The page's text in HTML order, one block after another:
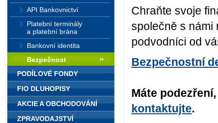
Chraňte svoje
společně s námi
podvodníci od
Bezpečnostní
Máte
kontaktujte.
API Bankovnictví
Platební terminály
a platební brána
Bankovní identita
Bezpečnost
PODÍLOVÉ FONDY
FIO DLUHOPISY
AKCIE A OBCHODOVÁNÍ
ZPRAVODAJSTVÍ